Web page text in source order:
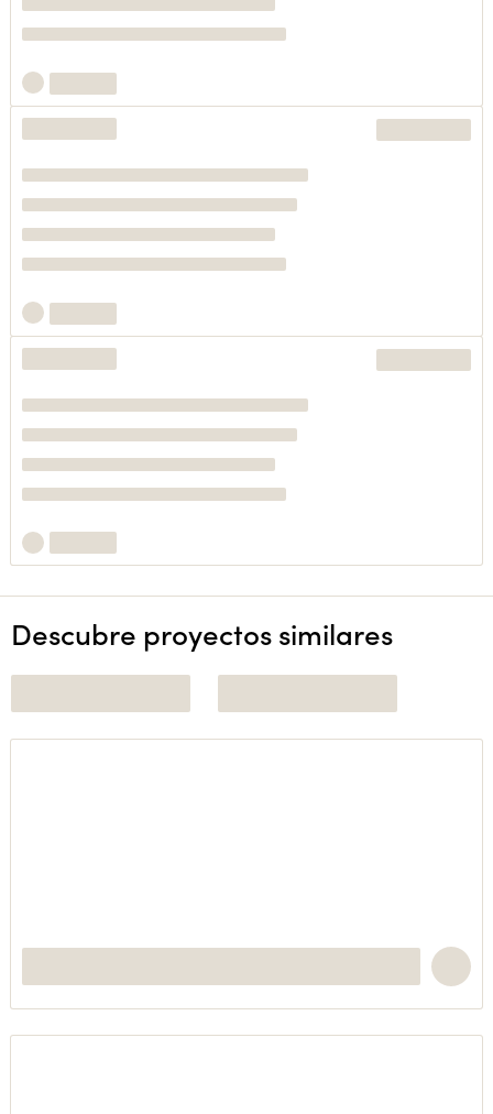
Descubre proyectos similares